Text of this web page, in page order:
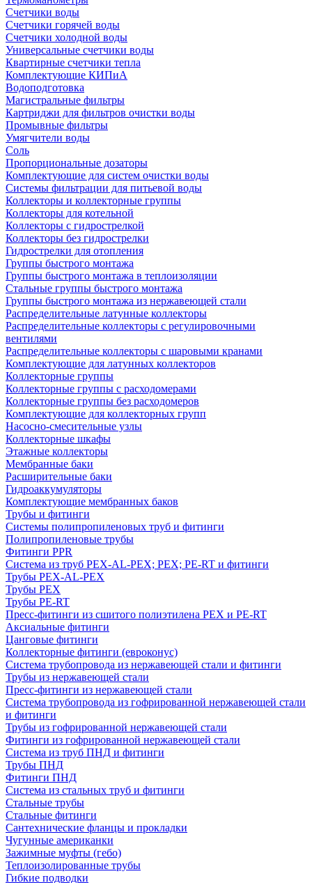
Счетчики воды
Счетчики горячей воды
Счетчики холодной воды
Универсальные счетчики воды
Квартирные счетчики тепла
Комплектующие КИПиА
Водоподготовка
Магистральные фильтры
Картриджи для фильтров очистки воды
Промывные фильтры
Умягчители воды
Соль
Пропорциональные дозаторы
Комплектующие для систем очистки воды
Системы фильтрации для питьевой воды
Коллекторы и коллекторные группы
Коллекторы для котельной
Коллекторы с гидрострелкой
Коллекторы без гидрострелки
Гидрострелки для отопления
Группы быстрого монтажа
Группы быстрого монтажа в теплоизоляции
Стальные группы быстрого монтажа
Группы быстрого монтажа из нержавеющей стали
Распределительные латунные коллекторы
Распределительные коллекторы с регулировочными
вентилями
Распределительные коллекторы с шаровыми кранами
Комплектующие для латунных коллекторов
Коллекторные группы
Коллекторные группы с расходомерами
Коллекторные группы без расходомеров
Комплектующие для коллекторных групп
Насосно-смесительные узлы
Коллекторные шкафы
Этажные коллекторы
Мембранные баки
Расширительные баки
Гидроаккумуляторы
Комплектующие мембранных баков
Трубы и фитинги
Системы полипропиленовых труб и фитинги
Полипропиленовые трубы
Фитинги PPR
Система из труб PEX-AL-PEX; PEX; PE-RT и фитинги
Трубы PEX-AL-PEX
Трубы PEX
Трубы PE-RT
Пресс-фитинги из сшитого полиэтилена PEX и PE-RT
Аксиальные фитинги
Цанговые фитинги
Коллекторные фитинги (евроконус)
Система трубопровода из нержавеющей стали и фитинги
Трубы из нержавеющей стали
Пресс-фитинги из нержавеющей стали
Система трубопровода из гофрированной нержавеющей стали
и фитинги
Трубы из гофрированной нержавеющей стали
Фитинги из гофрированной нержавеющей стали
Система из труб ПНД и фитинги
Трубы ПНД
Фитинги ПНД
Система из стальных труб и фитинги
Стальные трубы
Стальные фитинги
Сантехнические фланцы и прокладки
Чугунные американки
Зажимные муфты (гебо)
Теплоизолированные трубы
Гибкие подводки